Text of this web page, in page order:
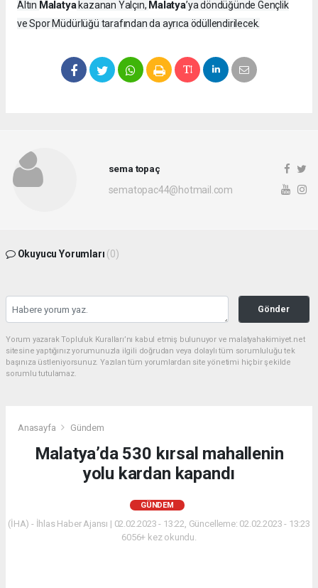
Altın Malatyakazanan Yalçın, Malatya’ya döndüğünde Gençlik
ve Spor Müdürlüğü tarafından da ayrıca ödüllendirilecek.
sema topaç
sematopac44@hotmail.com
Okuyucu Yorumları (0)
Gönder
Yorum yazarak Topluluk Kuralları’nı kabul etmiş bulunuyor ve malatyahakimiyet.net
sitesine yaptığınız yorumunuzla ilgili doğrudan veya dolaylı tüm sorumluluğu tek
başınıza üstleniyorsunuz. Yazılan tüm yorumlardan site yönetimi hiçbir şekilde
sorumlu tutulamaz.
Anasayfa Gündem
Malatya’da 530 kırsal mahallenin
yolu kardan kapandı
GÜNDEM
(İHA) - İhlas Haber Ajansı | 02.02.2023 - 13:22, Güncelleme: 02.02.2023 - 13:23
6056+ kez okundu.